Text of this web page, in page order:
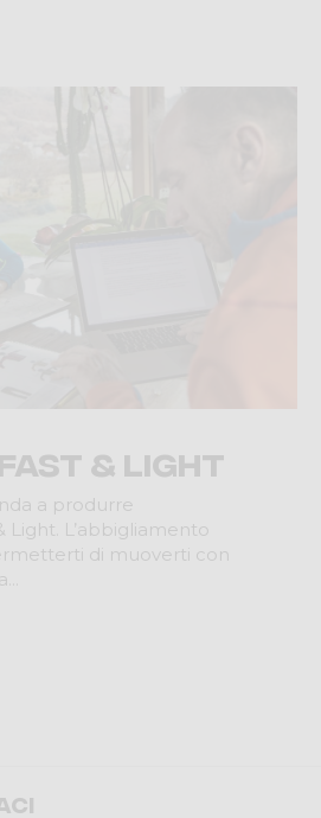
& Light
a produrre
L’abbigliamento
di muoverti con